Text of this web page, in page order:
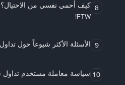
8
FTW!
9 الأسئلة الأكثر شيوعاً حول تداول Binance شخص لشخص
10 سياسة معاملة مستخدم